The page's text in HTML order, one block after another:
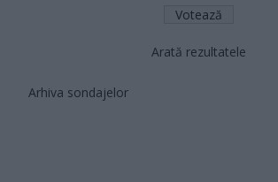
Arată rezultatele
Arhiva sondajelor